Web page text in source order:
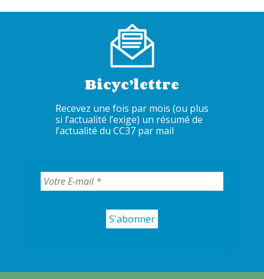
Bicyc’lettre
Recevez une fois par mois (ou plus
si l’actualité l’exige) un résumé de
l’actualité du CC37 par mail